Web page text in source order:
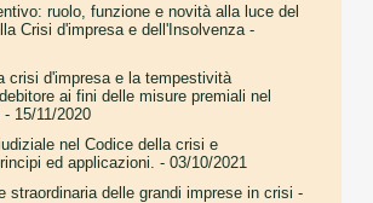
ruolo, funzione e novità alla luce del
Crisi d'impresa e dell'Insolvenza -
crisi d'impresa e la tempestività
ai fini delle misure premiali nel
- 15/11/2020
nel Codice della crisi e
ed applicazioni. - 03/10/2021
straordinaria delle grandi imprese in crisi -